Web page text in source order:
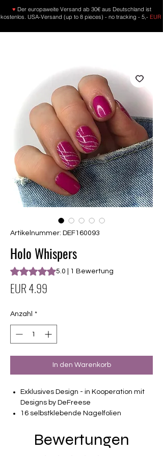
♥ Der europaweite Versand ab 30€ aus Deutschland ist
kostenlos. USA-Versand (up to 8 pieces) - no tracking - 5,- EUR
Artikelnummer: DEF160093
Holo Whispers
Das Rating beträgt 5.0 von fünf Sternen,
5.0 | 1 Bewertung
EUR 4.99
Anzahl *
In den Warenkorb
Exklusives Design - in Kooperation mit
Designs by DeFreese
16 selbstklebende Nagelfolien
von unterschiedlicher Grösse (8.4mm –
16.5mm)
Bewertungen